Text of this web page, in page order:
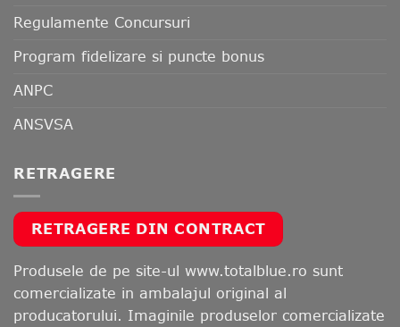
Regulamente Concursuri
Program fidelizare si puncte bonus
ANPC
ANSVSA
RETRAGERE
RETRAGERE DIN CONTRACT
Produsele de pe site-ul www.totalblue.ro sunt
comercializate in ambalajul original al
producatorului. Imaginile produselor comercializate